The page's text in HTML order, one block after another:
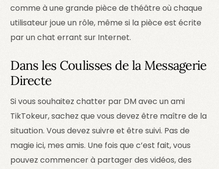
comme à une grande pièce de théâtre où chaque
utilisateur joue un rôle, même si la pièce est écrite
par un chat errant sur Internet.
Dans les Coulisses de la Messagerie
Directe
Si vous souhaitez chatter par DM avec un ami
TikTokeur, sachez que vous devez être maître de la
situation. Vous devez suivre et être suivi. Pas de
magie ici, mes amis. Une fois que c’est fait, vous
pouvez commencer à partager des vidéos, des